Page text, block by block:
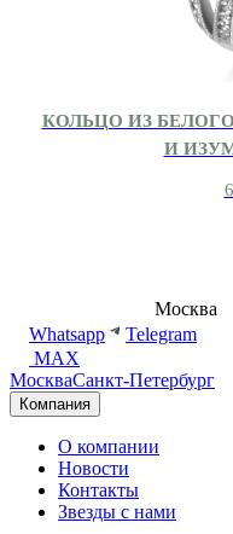
КОЛЬЦО ИЗ
И
Москва
Whatsapp
Telegram
MAX
МоскваСанкт-Петербург
Компания
О компании
Новости
Контакты
Звезды с нами